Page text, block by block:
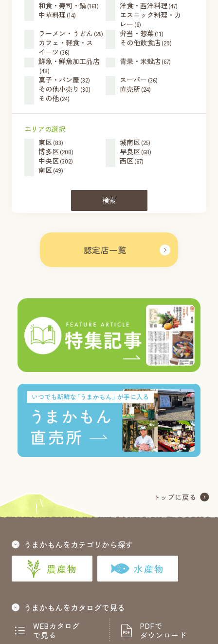
認定店一覧
和食・寿司・鍋 (161) 洋食・西洋料理 (47)
中華料理 (14)
エスニック料理・カ
レー (6)
ラーメン・うどん (25) 弁当・惣菜(11)
カフェ・軽食・ス
イーツ (36)
その他飲食店(29)
鮮魚・鮮魚加工品店
(48)
青果・米殻店(67)
菓子・パン屋 (32) スーパー (36)
その他小売り (30) 直売所(24)
その他(24)
エリアの選択
東区(83) 城南区(25)
博多区(208) 早良区(68)
中央区(302) 西区(67)
南区(49)
検索
うまかもんをカテゴリから探す
農産物 水産物
うまかもんをカタログで見る
WEBカタログ
で見る
PDFで
ダウンロード